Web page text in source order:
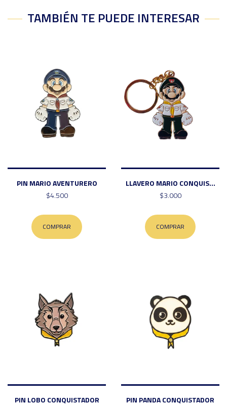
TAMBIÉN TE PUEDE INTERESAR
PIN MARIO AVENTURERO
$4.500
COMPRAR
LLAVERO MARIO CONQUIS...
$3.000
COMPRAR
PIN LOBO CONQUISTADOR
PIN PANDA CONQUISTADOR